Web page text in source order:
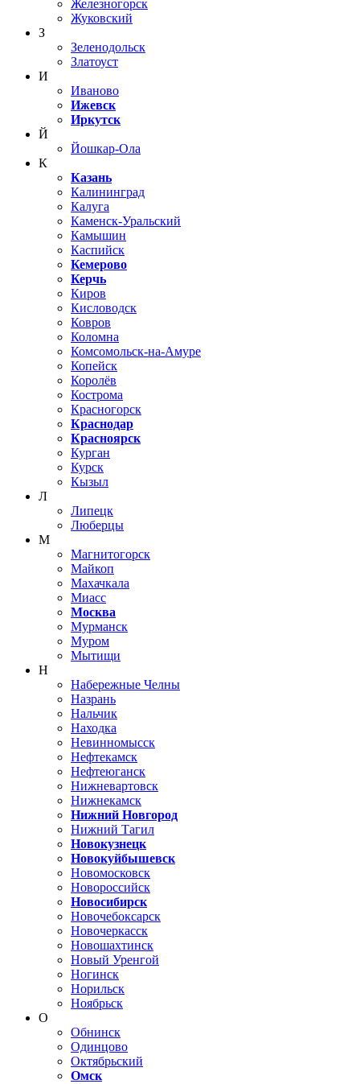
Железногорск
Жуковский
З
Зеленодольск
Златоуст
И
Иваново
Ижевск
Иркутск
Й
Йошкар-Ола
К
Казань
Калининград
Калуга
Каменск-Уральский
Камышин
Каспийск
Кемерово
Керчь
Киров
Кисловодск
Ковров
Коломна
Комсомольск-на-Амуре
Копейск
Королёв
Кострома
Красногорск
Краснодар
Красноярск
Курган
Курск
Кызыл
Л
Липецк
Люберцы
М
Магнитогорск
Майкоп
Махачкала
Миасс
Москва
Мурманск
Муром
Мытищи
Н
Набережные Челны
Назрань
Нальчик
Находка
Невинномысск
Нефтекамск
Нефтеюганск
Нижневартовск
Нижнекамск
Нижний Новгород
Нижний Тагил
Новокузнецк
Новокуйбышевск
Новомосковск
Новороссийск
Новосибирск
Новочебоксарск
Новочеркасск
Новошахтинск
Новый Уренгой
Ногинск
Норильск
Ноябрьск
О
Обнинск
Одинцово
Октябрьский
Омск